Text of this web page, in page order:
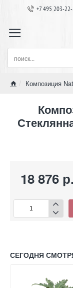
+7 495 203-
поиск...
Композиция
18 876 р.
СЕГОДНЯ